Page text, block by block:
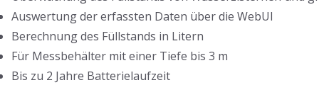
Auswertung der erfassten Daten über die WebUI
Berechnung des Füllstands in Litern
Für Messbehälter mit einer Tiefe bis 3 m
Bis zu 2 Jahre Batterielaufzeit